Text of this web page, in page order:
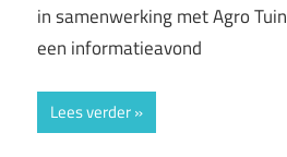
in samenwerking met Agro
een informatieavond
Lees verder